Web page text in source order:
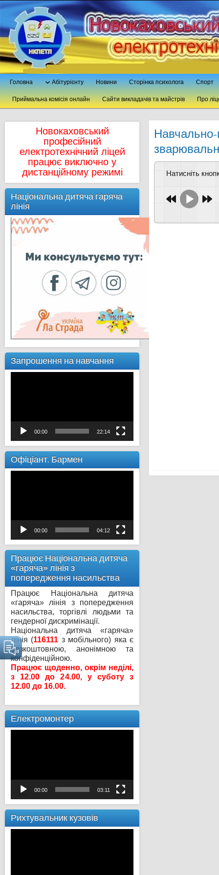
Головна Абітурієнту Новини Сторінка психолога Спорт
Приймальна комісія онлайн Сайти викладачів та майстрів Про
Новокаховський
професійний
електротехнічний ліцей
працює виключно у
дистанційному режимі
Національна дитяча гаряча
лінія
Запрошення на навчання
00:00 22:14
Офіціант. Бармен
00:00 04:12
Працює Національна дитяча
«гаряча» лінія з
попередження насильства
Працює Національна дитяча
«гаряча» лінія з попередження
насильства, торгівлі людьми та
гендерної дискримінації.
Національна дитяча «гаряча»
лінія (116111 з мобільного) яка є
безкоштовною, анонімною та
конфіденційною.
Працює щоденно, окрім неділі,
з 12.00 до 24.00, у суботу з
12.00 до 16.00.
Електромонтер
00:00 03:11
Рихтувальник кузовів
Навчально-
Натисніть